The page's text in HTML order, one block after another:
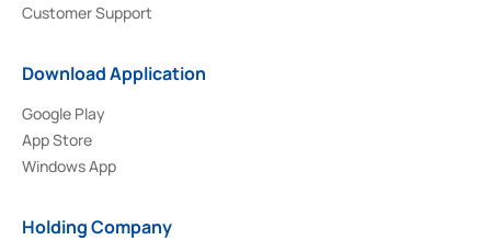
Customer Support
Download Application
Google Play
App Store
Windows App
Holding Company